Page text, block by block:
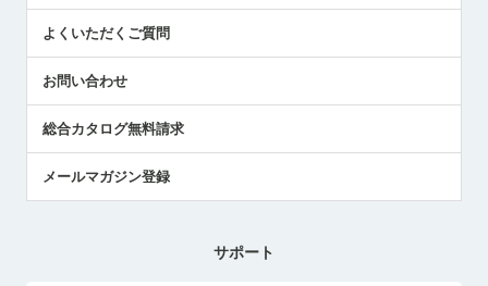
センサのテクニカルガイド
社長ブログ
よくいただくご質問
お問い合わせ
総合カタログ無料請求
メールマガジン登録
サポート